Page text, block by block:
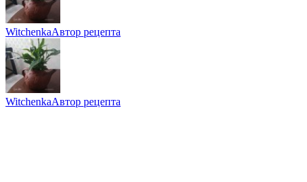
WitchenkaАвтор рецепта
WitchenkaАвтор рецепта